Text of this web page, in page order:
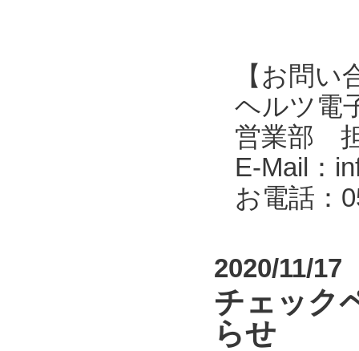
【お問い
ヘルツ電
営業部
E-Mail：
お電話：
2020/11/17
チェック
らせ